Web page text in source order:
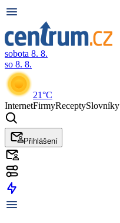
sobota 8. 8.
so 8. 8.
21°C
InternetFirmyReceptySlovníky
Přihlášení